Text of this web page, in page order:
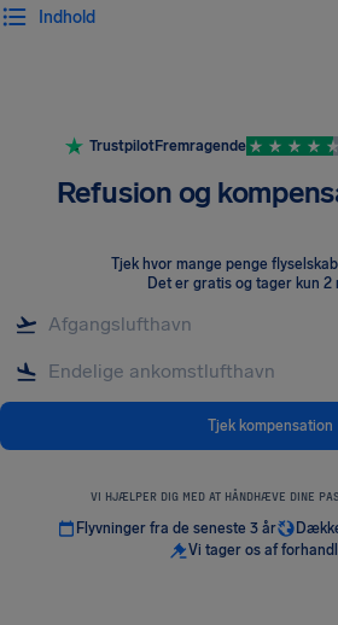
Indhold
TrustpilotFremragende
Refusion og
Tjek hvor mange penge
Det er gratis og tager kun 2
Tjek kompensation
VI HJÆLPER DIG MED AT HÅNDHÆVE DINE
Flyvninger fra de seneste 3 år
Vi tager os af